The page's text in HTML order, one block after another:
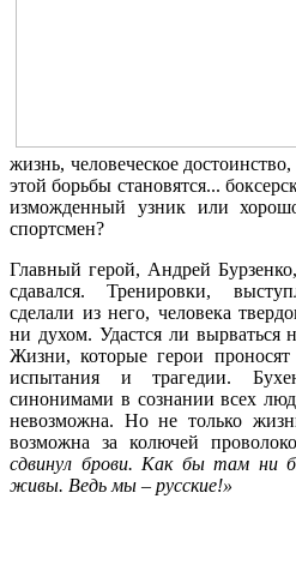
жизнь, человеческое
этой борьбы становятся...
изможденный узник или
спортсмен?
Главный герой, Андрей
сдавался. Тренировки,
сделали из него, человека
ни духом. Удастся ли вырваться
Жизни, которые герои проносят
испытания и трагедии.
синонимами в сознании всех
невозможна. Но не только
возможна за колючей
сдвинул брови. Как бы там ни
живы. Ведь мы – русские!»